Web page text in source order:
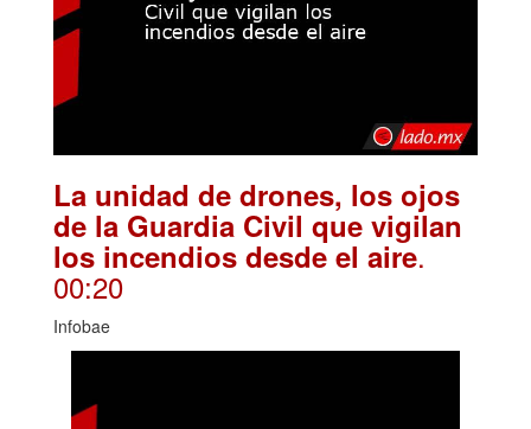
La unidad de drones, los ojos
de la Guardia Civil que vigilan
los incendios desde el aire.
00:20
Infobae